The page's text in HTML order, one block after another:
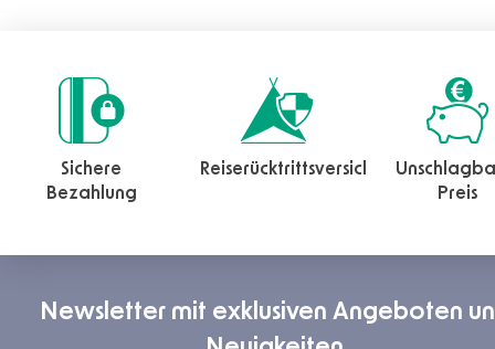
Sichere
Bezahlung
Reiserücktrittsversicherung
Preis
Newsletter mit exklusiven Angeboten